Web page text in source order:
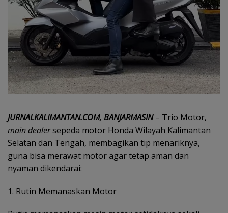
JURNALKALIMANTAN.COM, BANJARMASIN– Trio Motor,
main dealersepeda motor Honda Wilayah Kalimantan
Selatan dan Tengah, membagikan tip menariknya,
guna bisa merawat motor agar tetap aman dan
nyaman dikendarai:
1. Rutin Memanaskan Motor